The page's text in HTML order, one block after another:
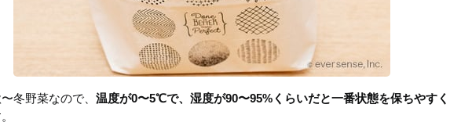
冬野菜なので、 温度が0〜5℃で、湿度が90〜95%くらいだと一番状態を保ちやすく